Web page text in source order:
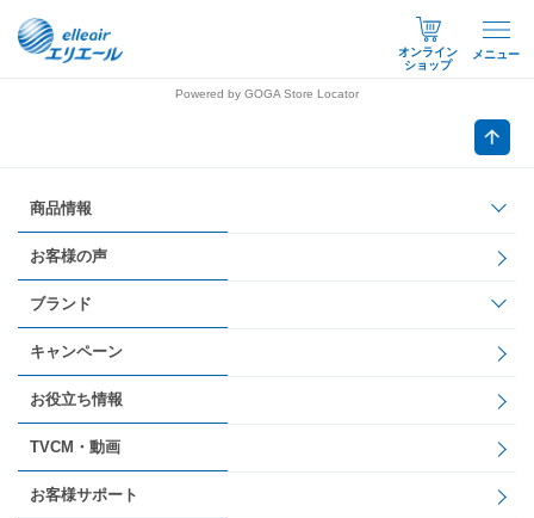
オンライン
ショップ
メニュー
Powered by GOGA Store Locator
商品情報
お客様の声
ブランド
キャンペーン
お役立ち情報
TVCM・動画
お客様サポート